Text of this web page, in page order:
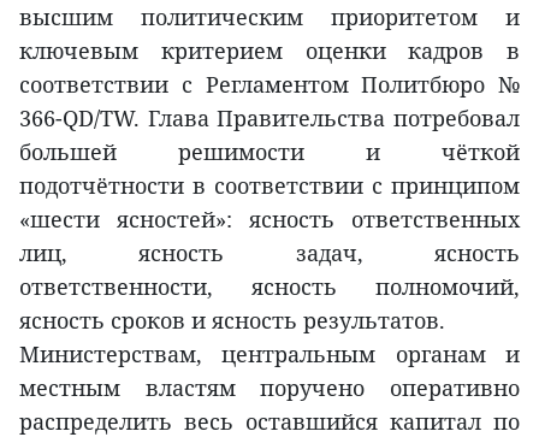
высшим политическим приоритетом и
ключевым критерием оценки кадров в
соответствии с Регламентом Политбюро №
366-QD/TW. Глава Правительства потребовал
большей решимости и чёткой
подотчётности в соответствии с принципом
«шести ясностей»: ясность ответственных
лиц, ясность задач, ясность
ответственности, ясность полномочий,
ясность сроков и ясность результатов.
Министерствам, центральным органам и
местным властям поручено оперативно
распределить весь оставшийся капитал по